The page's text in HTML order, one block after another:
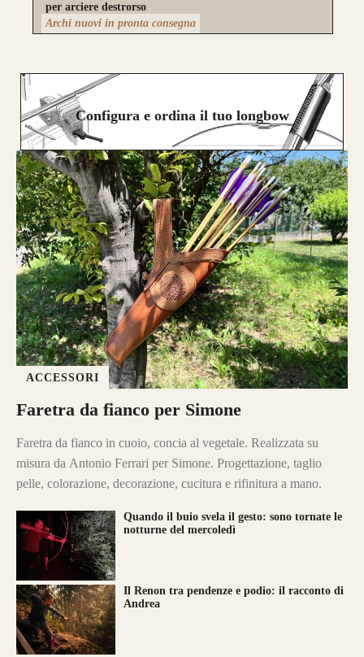
per arciere destrorso
Archi nuovi in pronta consegna
Configura e ordina il tuo longbow
ACCESSORI
Faretra da fianco per Simone
Faretra da fianco in cuoio, concia al vegetale. Realizzata su
misura da Antonio Ferrari per Simone. Progettazione, taglio
pelle, colorazione, decorazione, cucitura e rifinitura a mano.
Quando il buio svela il gesto: sono tornate le
notturne del mercoledì
Il Renon tra pendenze e podio: il racconto di
Andrea